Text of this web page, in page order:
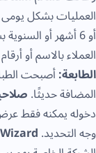
العمليات بشكل
أو 6 أشهر أو السنوية بشكل الى .
العملاء بالاسم أو
الطابعة:أصبحت
المضافة حديثًا.
دخوله يمكنه فقط
وجه التحديد.